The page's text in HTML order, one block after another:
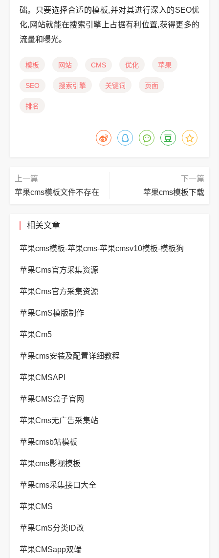
础。只要选择合适的模板,并对其进行深入的SEO优
化,网站就能在搜索引擎上占据有利位置,获得更多的
流量和曝光。
模板 网站 CMS 优化 苹果
SEO 搜索引擎 关键词 页面
排名
上一篇
苹果cms模板文件不存在
下一篇
苹果cms模板下载
相关文章
苹果cms模板-苹果cms-苹果cmsv10模板-模板狗
苹果Cms官方采集资源
苹果Cms官方采集资源
苹果CmS模版制作
苹果Cm5
苹果cms安装及配置详细教程
苹果CMSAPI
苹果CMS盒子官网
苹果Cms无广告采集站
苹果cmsb站模板
苹果cms影视模板
苹果cms采集接口大全
苹果CMS
苹果CmS分类ID改
苹果CMSapp双端